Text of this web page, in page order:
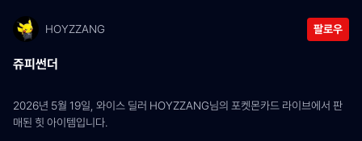
HOYZZANG 팔로우
쥬피썬더
2026년 5월 19일, 와이스 딜러 HOYZZANG님의 포켓몬카드 라이브에서 판
매된 힛 아이템입니다.